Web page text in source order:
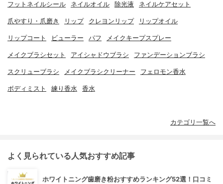
フットネイルシール ネイルオイル 除光液 ネイルケアセット
爪やすり・爪磨き リップ クレヨンリップ リップオイル
リップコート ビューラー パフ メイクキープスプレー
メイクブラシセット アイシャドウブラシ ファンデーションブラシ
スクリューブラシ メイクブラシクリーナー フェロモン香水
ボディミスト 練り香水 香水
カテゴリ一覧へ
よく見られている人気おすすめ記事
ホワイトニング歯磨き粉おすすめランキング52選！口コミ